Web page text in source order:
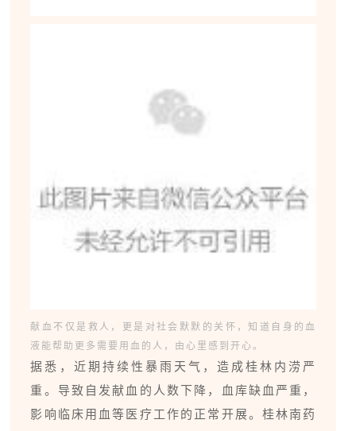
献血不仅是救人，更是对社会默默的关怀，知道自身的血
液能帮助更多需要用血的人，由心里感到开心。
据悉，近期持续性暴雨天气，造成桂林内涝严
重。导致自发献血的人数下降，血库缺血严重，
影响临床用血等医疗工作的正常开展。桂林南药